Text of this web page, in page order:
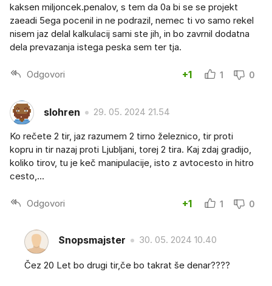
kaksen miljoncek.penalov, s tem da 0a bi se se projekt
zaeadi 5ega pocenil in ne podrazil, nemec ti vo samo rekel
nisem jaz delal kalkulacij sami ste jih, in bo zavrnil dodatna
dela prevazanja istega peska sem ter tja.
Odgovori +1 1 0
slohren 29. 05. 2024 21.54
Ko rečete 2 tir, jaz razumem 2 tirno železnico, tir proti
kopru in tir nazaj proti Ljubljani, torej 2 tira. Kaj zdaj gradijo,
koliko tirov, tu je keč manipulacije, isto z avtocesto in hitro
cesto,...
Odgovori +1 1 0
Snopsmajster 30. 05. 2024 10.40
Čez 20 Let bo drugi tir,če bo takrat še denar????